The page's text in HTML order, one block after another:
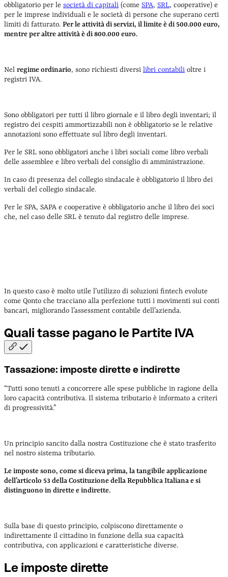
obbligatorio per le società di capitali (come SPA, SRL, cooperative) e
per le imprese individuali e le società di persone che superano certi
limiti di fatturato. Per le attività di servizi, il limite è di 500.000 euro,
mentre per altre attività è di 800.000 euro.
Nel regime ordinario, sono richiesti diversi libri contabili oltre i
registri IVA.
Sono obbligatori per tutti il libro giornale e il libro degli inventari; il
registro dei cespiti ammortizzabili non è obbligatorio se le relative
annotazioni sono effettuate sul libro degli inventari.
Per le SRL sono obbligatori anche i libri sociali come libro verbali
delle assemblee e libro verbali del consiglio di amministrazione.
In caso di presenza del collegio sindacale è obbligatorio il libro dei
verbali del collegio sindacale.
Per le SPA, SAPA e cooperative è obbligatorio anche il libro dei soci
che, nel caso delle SRL è tenuto dal registro delle imprese.
In questo caso è molto utile l’utilizzo di soluzioni fintech evolute
come Qonto che tracciano alla perfezione tutti i movimenti sui conti
bancari, migliorando l’assessment contabile dell’azienda.
Quali tasse pagano le Partite IVA
Tassazione: imposte dirette e indirette
“Tutti sono tenuti a concorrere alle spese pubbliche in ragione della
loro capacità contributiva. Il sistema tributario è informato a criteri
di progressività.”
Un principio sancito dalla nostra Costituzione che è stato trasferito
nel nostro sistema tributario.
Le imposte sono, come si diceva prima, la tangibile applicazione
dell’articolo 53 della Costituzione della Repubblica Italiana e si
distinguono in dirette e indirette.
Sulla base di questo principio, colpiscono direttamente o
indirettamente il cittadino in funzione della sua capacità
contributiva, con applicazioni e caratteristiche diverse.
Le imposte dirette